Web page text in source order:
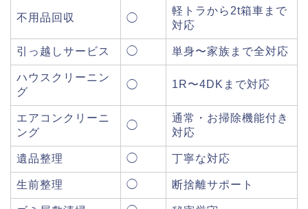
不用品回収 ◯
軽トラから2t箱車まで
対応
引っ越しサービス ◯ 単身〜家族まで全対応
ハウスクリーニン
グ
◯ 1R〜4DKまで対応
エアコンクリーニ
ング
◯
通常・お掃除機能付き
対応
遺品整理 ◯ 丁寧な対応
生前整理 ◯ 断捨離サポート